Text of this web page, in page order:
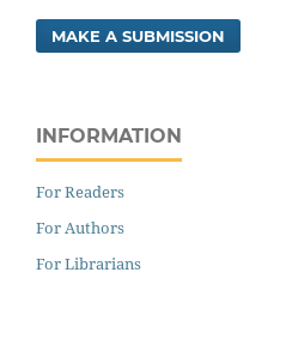
MAKE A SUBMISSION
INFORMATION
For Readers
For Authors
For Librarians